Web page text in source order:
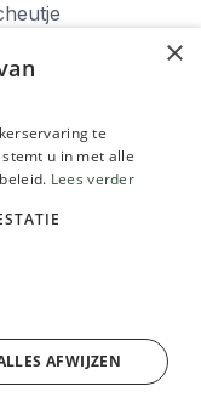
zijn indien
Met de
×
te
u in met alle
Lees verder
AFWIJZEN